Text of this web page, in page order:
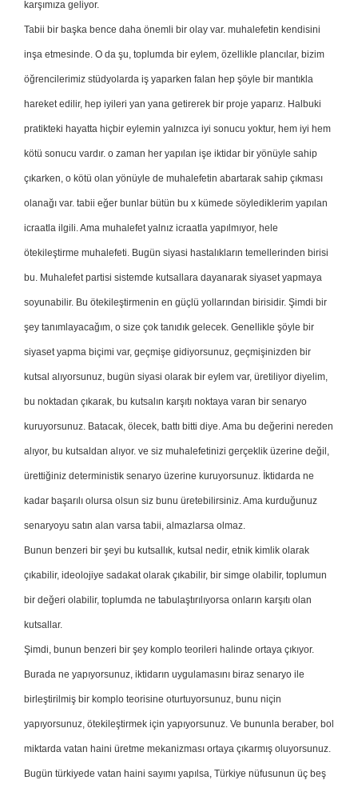
karşımıza geliyor.
Tabii bir başka bence daha önemli bir olay var. muhalefetin kendisini
inşa etmesinde. O da şu, toplumda bir eylem, özellikle plancılar, bizim
öğrencilerimiz stüdyolarda iş yaparken falan hep şöyle bir mantıkla
hareket edilir, hep iyileri yan yana getirerek bir proje yaparız. Halbuki
pratikteki hayatta hiçbir eylemin yalnızca iyi sonucu yoktur, hem iyi hem
kötü sonucu vardır. o zaman her yapılan işe iktidar bir yönüyle sahip
çıkarken, o kötü olan yönüyle de muhalefetin abartarak sahip çıkması
olanağı var. tabii eğer bunlar bütün bu x kümede söylediklerim yapılan
icraatla ilgili. Ama muhalefet yalnız icraatla yapılmıyor, hele
ötekileştirme muhalefeti. Bugün siyasi hastalıkların temellerinden birisi
bu. Muhalefet partisi sistemde kutsallara dayanarak siyaset yapmaya
soyunabilir. Bu ötekileştirmenin en güçlü yollarından birisidir. Şimdi bir
şey tanımlayacağım, o size çok tanıdık gelecek. Genellikle şöyle bir
siyaset yapma biçimi var, geçmişe gidiyorsunuz, geçmişinizden bir
kutsal alıyorsunuz, bugün siyasi olarak bir eylem var, üretiliyor diyelim,
bu noktadan çıkarak, bu kutsalın karşıtı noktaya varan bir senaryo
kuruyorsunuz. Batacak, ölecek, battı bitti diye. Ama bu değerini nereden
alıyor, bu kutsaldan alıyor. ve siz muhalefetinizi gerçeklik üzerine değil,
ürettiğiniz deterministik senaryo üzerine kuruyorsunuz. İktidarda ne
kadar başarılı olursa olsun siz bunu üretebilirsiniz. Ama kurduğunuz
senaryoyu satın alan varsa tabii, almazlarsa olmaz.
Bunun benzeri bir şeyi bu kutsallık, kutsal nedir, etnik kimlik olarak
çıkabilir, ideolojiye sadakat olarak çıkabilir, bir simge olabilir, toplumun
bir değeri olabilir, toplumda ne tabulaştırılıyorsa onların karşıtı olan
kutsallar.
Şimdi, bunun benzeri bir şey komplo teorileri halinde ortaya çıkıyor.
Burada ne yapıyorsunuz, iktidarın uygulamasını biraz senaryo ile
birleştirilmiş bir komplo teorisine oturtuyorsunuz, bunu niçin
yapıyorsunuz, ötekileştirmek için yapıyorsunuz. Ve bununla beraber, bol
miktarda vatan haini üretme mekanizması ortaya çıkarmış oluyorsunuz.
Bugün türkiyede vatan haini sayımı yapılsa, Türkiye nüfusunun üç beş